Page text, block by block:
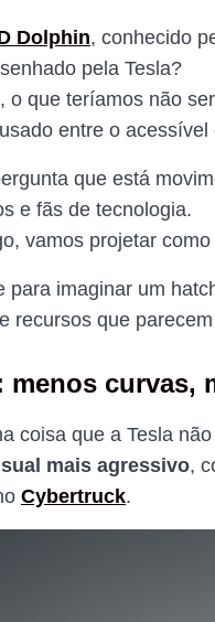
Dolphin, conhecido
pela Tesla?
o que teríamos não
entre o acessível
que está
e fãs de tecnologia.
vamos projetar
para imaginar um
recursos que
menos curvas,
coisa que a Tesla
mais agressivo,
Cybertruck.